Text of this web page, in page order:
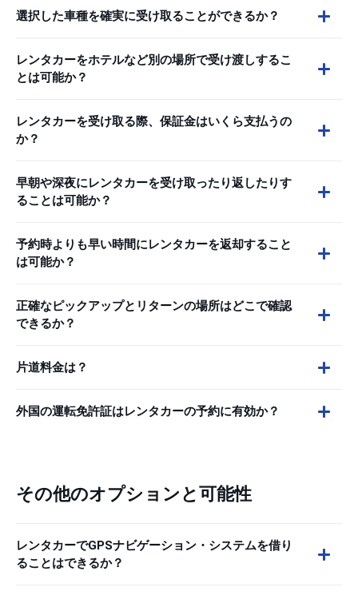
選択した車種を確実に受け取ることができるか？
レンタカーをホテルなど別の場所で受け渡しするこ
とは可能か？
レンタカーを受け取る際、保証金はいくら支払うの
か？
早朝や深夜にレンタカーを受け取ったり返したりす
ることは可能か？
予約時よりも早い時間にレンタカーを返却すること
は可能か？
正確なピックアップとリターンの場所はどこで確認
できるか？
片道料金は？
外国の運転免許証はレンタカーの予約に有効か？
その他のオプションと可能性
レンタカーでGPSナビゲーション・システムを借り
ることはできるか？